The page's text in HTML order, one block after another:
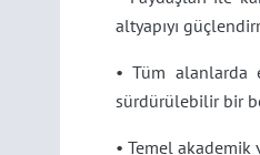
altyapıyı
• Tüm alanlarda
sürdürülebilir bir
• Temel